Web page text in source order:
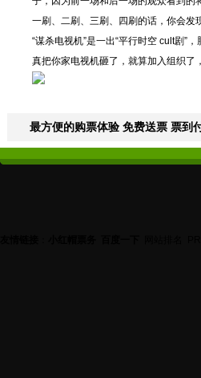
一刷、二刷、三刷、四刷的话，你会发
“谋杀电视机”是一出“平行时空 cult剧”
真把你家电视机砸了，就算加入组织了
最方便的购票体验 免费送票 票到